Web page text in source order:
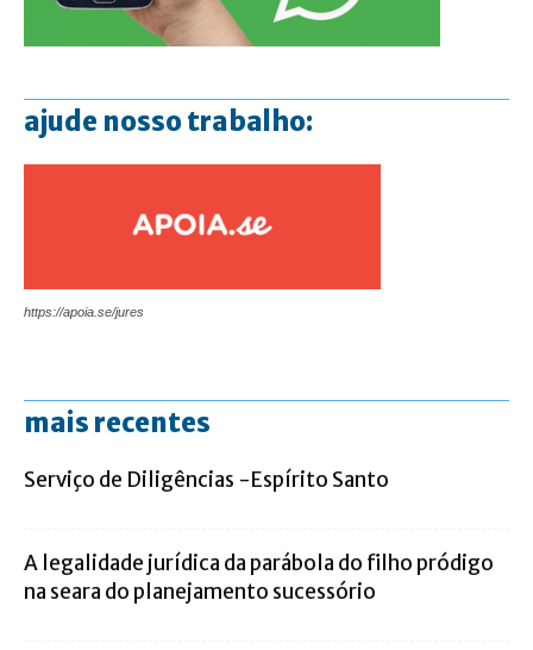
ajude nosso trabalho:
https://apoia.se/jures
mais recentes
Serviço de Diligências -Espírito Santo
A legalidade jurídica da parábola do filho pródigo
na seara do planejamento sucessório